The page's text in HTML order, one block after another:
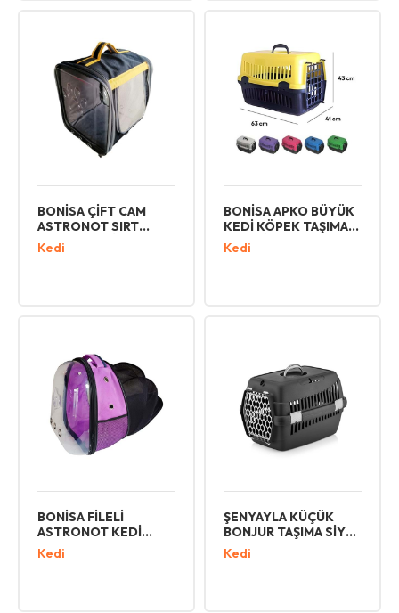
BONİSA ÇİFT CAM
ASTRONOT SIRT
TAŞIMA KEDİ KÖPEK
TAŞIMA ÇANTASI
Kedi
BONİSA APKO BÜYÜK
KEDİ KÖPEK TAŞIMA
PLASTİK KAPI
Kedi
BONİSA FİLELİ
ASTRONOT KEDİ
KÖPEK TAŞIMA
ÇANTASI TCS-36
Kedi
ŞENYAYLA KÜÇÜK
BONJUR TAŞIMA SİYAH
5096-1
Kedi